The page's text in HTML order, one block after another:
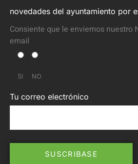
novedades del ayuntamiento por
Consiente que le enviemos nuestro
email
SI NO
Tu correo electrónico